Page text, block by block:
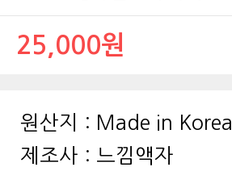
25,000원
원산지 : Made in Korea
제조사 : 느낌액자